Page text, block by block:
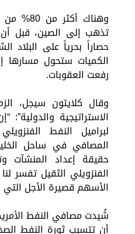
وهناك
تذهب إلى الصين، قبل أن
حصاراً بحرياً على
الكميات ستحول مسارها
رفعت العقوبات.
وقال كلايتون سيجل،
الاستراتيجية والدولية”:
لبراميل النفط
المصافي في ساحل
حقيقة إعداد المنشآت
الفنزويلي الثقيل تفسر
الأسهم قصيرة الأجل التي
شُيدت مصافي النفط
أن تتسبب ثورة النفط